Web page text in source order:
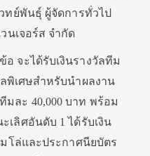
ทย์พันธุ์ ผู้จัดการทั่วไป
นเจอร์ส จำกัด
จะได้รับเงินรางวัลทีม
ลพิเศษสำหรับนำผลงาน
ละ 40,000 บาท พร้อม
เลิศอันดับ 1 ได้รับเงิน
โล่และประกาศนียบัตร